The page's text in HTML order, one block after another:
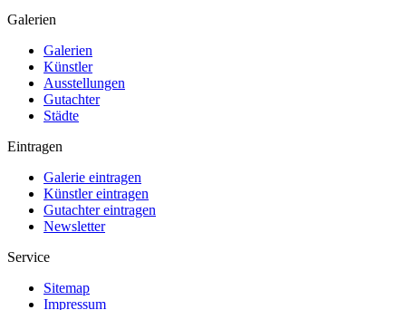
Galerien
Galerien
Künstler
Ausstellungen
Gutachter
Städte
Eintragen
Galerie eintragen
Künstler eintragen
Gutachter eintragen
Newsletter
Service
Sitemap
Impressum